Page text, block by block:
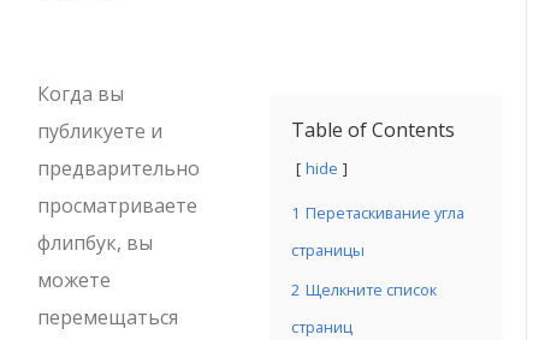
Table of Contents
hide
1 Перетаскивание угла
страницы
2 Щелкните список
страниц
Когда вы
публикуете и
предварительно
просматриваете
флипбук, вы
можете
перемещаться